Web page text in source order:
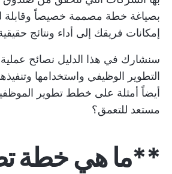
بصياغة خطة مصممة خصيصاً وقابلة
إمكانات فريقك إلى أداء ونتائج
سنشارك في هذا الدليل نصائح
التطوير الوظيفي واستخدامها
أيضاً أمثلة على خطط تطوير
مستعد للتعمق؟
**ما هي خطة